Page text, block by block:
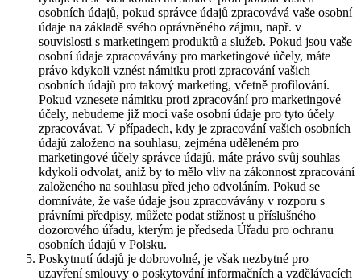
osobních údajů, pokud správce údajů zpracovává vaše osobní
údaje na základě svého oprávněného zájmu, např. v
souvislosti s marketingem produktů a služeb. Pokud jsou vaše
osobní údaje zpracovávány pro marketingové účely, máte
právo kdykoli vznést námitku proti zpracování vašich
osobních údajů pro takový marketing, včetně profilování.
Pokud vznesete námitku proti zpracování pro marketingové
účely, nebudeme již moci vaše osobní údaje pro tyto účely
zpracovávat. V případech, kdy je zpracování vašich osobních
údajů založeno na souhlasu, zejména uděleném pro
marketingové účely správce údajů, máte právo svůj souhlas
kdykoli odvolat, aniž by to mělo vliv na zákonnost zpracování
založeného na souhlasu před jeho odvoláním. Pokud se
domníváte, že vaše údaje jsou zpracovávány v rozporu s
právními předpisy, můžete podat stížnost u příslušného
dozorového úřadu, kterým je předseda Úřadu pro ochranu
osobních údajů v Polsku.
Poskytnutí údajů je dobrovolné, je však nezbytné pro
uzavření smlouvy o poskytování informačních a vzdělávacích